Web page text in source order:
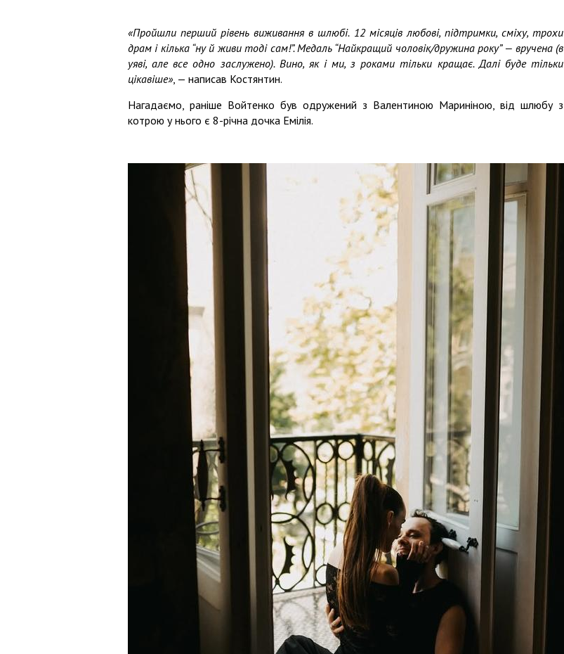
«Пройшли перший рівень виживання в шлюбі. 12 місяців любові, підтримки, сміху, трохи
драм і кілька “ну й живи тоді сам!”. Медаль “Найкращий чоловік/дружина року” — вручена (в
уяві, але все одно заслужено). Вино, як і ми, з роками тільки кращає. Далі буде тільки
цікавіше», — написав Костянтин.
Нагадаємо, раніше Войтенко був одружений з Валентиною Мариніною, від шлюбу з
котрою у нього є 8-річна дочка Емілія.